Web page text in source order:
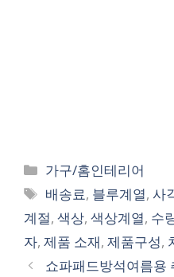
Categories
가구/홈인테리어
Tags
배송료, 블루계열,사
계절, 색상, 색상계열, 수
자, 제품 소재, 제품구성,
쇼파패드방석여름용